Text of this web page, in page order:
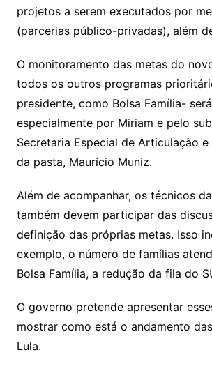
projetos a serem executados por
(parcerias público-privadas), além
O monitoramento das metas do
todos os outros programas
presidente, como Bolsa Família-
especialmente por Miriam e pelo
Secretaria Especial de Articulação
da pasta, Maurício Muniz.
Além de acompanhar, os técnicos
também devem participar das
definição das próprias metas. Isso
exemplo, o número de famílias
Bolsa Família, a redução da fila do
O governo pretende apresentar
mostrar como está o andamento
Lula.